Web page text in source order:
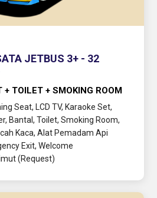
JETBUS 3+ - 32
TOILET + SMOKING ROOM
Seat, LCD TV, Karaoke Set,
Bantal, Toilet, Smoking Room,
Kaca, Alat Pemadam Api
Exit, Welcome
(Request)